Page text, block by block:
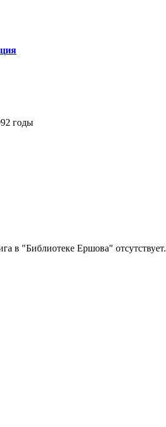
годы
в "Библиотеке Ершова" отсутствует.